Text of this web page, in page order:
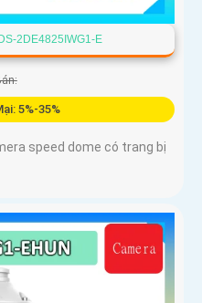
2DE4825IWG1-E
5%-35%
speed dome có trang bị